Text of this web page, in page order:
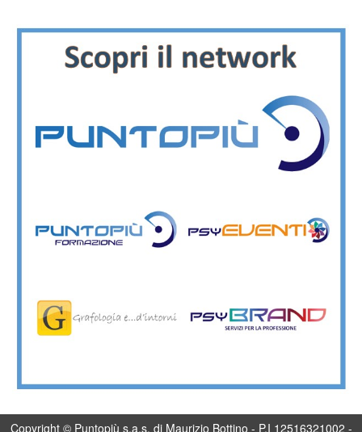
Copyright © Puntopiù s.a.s. di Maurizio Bottino - P.I 12516321002 -